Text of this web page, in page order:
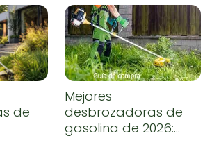
conseguir un
resultado natural
de
Mejores
desbrozadoras de
gasolina de 2026: